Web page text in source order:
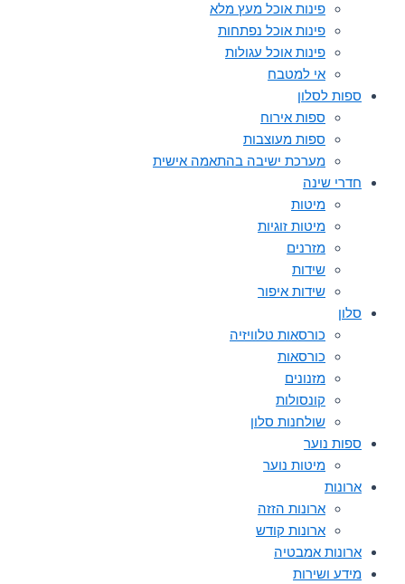
פינות אוכל מעץ מלא
פינות אוכל נפתחות
פינות אוכל עגולות
אי למטבח
ספות לסלון
ספות אירוח
ספות מעוצבות
מערכת ישיבה בהתאמה אישית
חדרי שינה
מיטות
מיטות זוגיות
מזרנים
שידות
שידות איפור
סלון
כורסאות טלוויזיה
כורסאות
מזנונים
קונסולות
שולחנות סלון
ספות נוער
מיטות נוער
ארונות
ארונות הזזה
ארונות קודש
ארונות אמבטיה
מידע ושירות